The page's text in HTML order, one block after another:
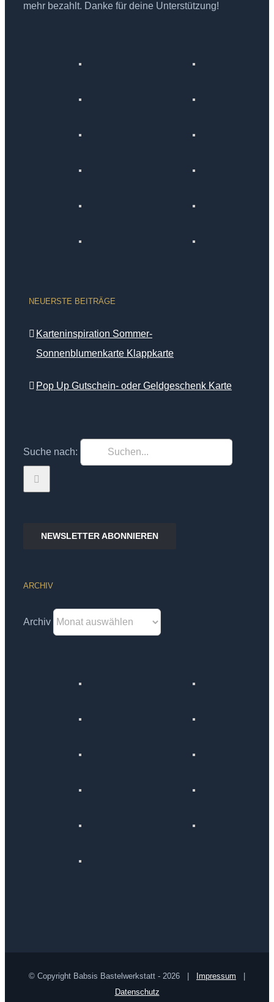
mehr bezahlt. Danke für deine Unterstützung!
NEUERSTE BEITRÄGE
Karteninspiration Sommer-
Sonnenblumenkarte Klappkarte
Pop Up Gutschein- oder Geldgeschenk Karte
Suche nach:
NEWSLETTER ABONNIEREN
ARCHIV
Archiv
© Copyright Babsis Bastelwerkstatt - 2026 | Impressum
Datenschutz